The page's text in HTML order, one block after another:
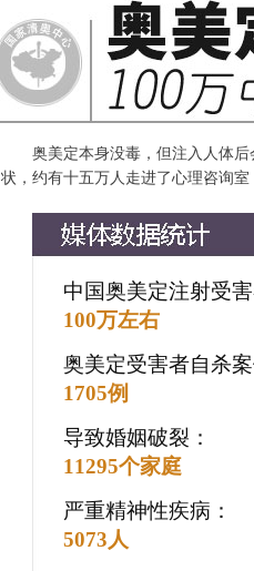
奥美定本身没毒，但注入人体
状，约有十五万人走进了心理咨询
中国奥美定注射受害
100万左右
奥美定受害者自杀案
1705例
导致婚姻破裂：
11295个家庭
严重精神性疾病：
5073人